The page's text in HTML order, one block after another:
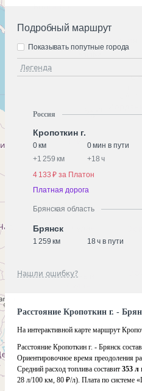
Подробный маршрут
Легенда
Показывать попутные города
Россия
Кропоткин г.
0 км
0 мин в пути
+1 259 км +18 ч
4 133 ₽ за Платон
Платная дорога
Брянская область
Брянск
1 259 км 18 ч в пути
Нашли ошибку?
Расстояние Кропоткин г. -
На интерактивной карте маршрут
Расстояние Кропоткин г. - Брянск
Ориентировочное время преодоления
Средний расход топлива составит 353 л
28 л/100 км, 80 ₽/л). Плата по системе